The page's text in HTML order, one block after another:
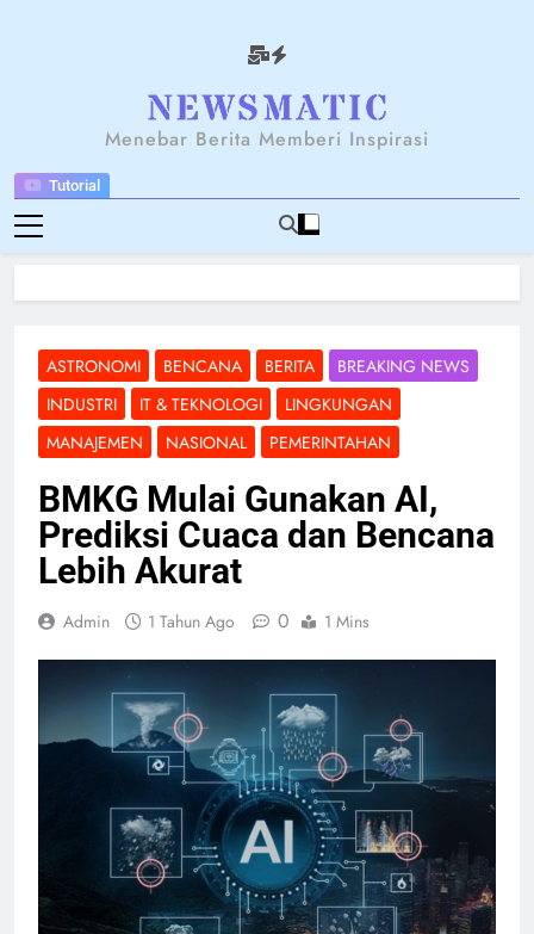
Tutorial
NEWSANTARA
Menebar Berita Memberi Inspirasi
ASTRONOMI BENCANA BERITA
BREAKING NEWS
INDUSTRI
IT & TEKNOLOGI
LINGKUNGAN
MANAJEMEN
NASIONAL PEMERINTAHAN
BMKG Mulai Gunakan AI,
Prediksi Cuaca dan Bencana
Lebih Akurat
Admin 1 Tahun Ago 0 1 Mins